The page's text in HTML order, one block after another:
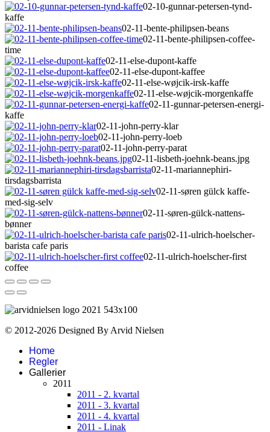
02-10-gunnar-petersen-tynd-
kaffe
02-11-bente-philipsen-beans
02-11-bente-philipsen-coffee-
time
02-11-else-dupont-kaffe
02-11-else-dupont-kaffee
02-11-else-wøjcik-irsk-kaffe
02-11-else-wøjcik-morgenkaffe
02-11-gunnar-petersen-energi-
kaffe
02-11-john-perry-klar
02-11-john-perry-loeb
02-11-john-perry-parat
02-11-lisbeth-joehnk-beans.jpg
02-11-mariannephiri-
tirsdagsbarrista
02-11-søren gülck kaffe-
med-sig-selv
02-11-søren-gülck-nattens-
bønner
02-11-ulrich-hoelscher-
barista cafe paris
02-11-ulrich-hoelscher-first
coffee
© 2012-2026 Designed By Arvid Nielsen
Home
Regler
Gallerier
2011
2011 - 2. kvartal
2011 - 3. kvartal
2011 - 4. kvartal
2011 - Linak